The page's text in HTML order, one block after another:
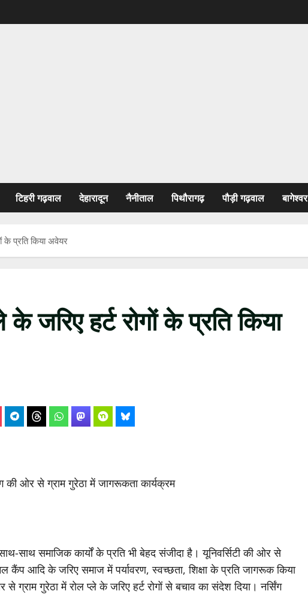
टिहरी गढ़वाल देहारादून नैनीताल पिथौरागढ़ पौड़ी गढ़वाल बागेश्वर
के प्रति किया अवेयर
जरिए हर्ट रोगों के प्रति किया
की ओर से ग्राम गुरेठा में जागरूकता कार्यक्रम
साथ-साथ समाजिक कार्यों के प्रति भी बेहद संजीदा है। यूनिवर्सिटी की ओर से
के जरिए समाज में पर्यावरण, स्वच्छता, शिक्षा के प्रति जागरूक किया
गुरेठा में रोल प्ले के जरिए हर्ट रोगों से बचाव का संदेश दिया। नर्सिंग